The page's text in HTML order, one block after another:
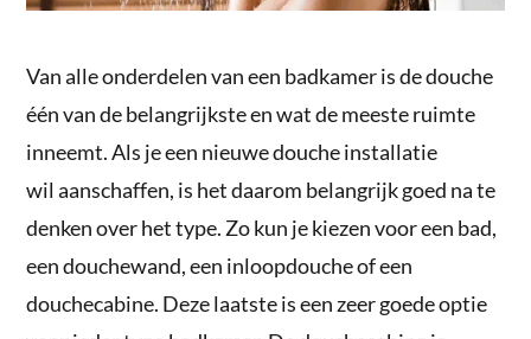
Van alle onderdelen van een badkamer is de douche
één van de belangrijkste en wat de meeste ruimte
inneemt. Als je een nieuwe douche installatie
wil aanschaffen, is het daarom belangrijk goed na te
denken over het type. Zo kun je kiezen voor een bad,
een douchewand, een inloopdouche of een
douchecabine. Deze laatste is een zeer goede optie